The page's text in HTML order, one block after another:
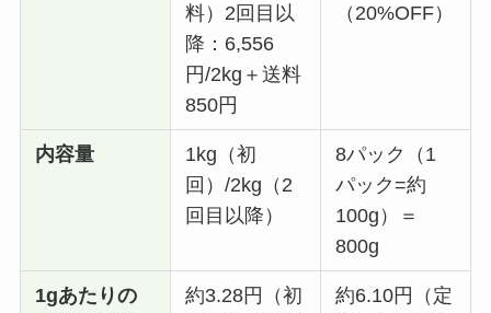
料）2回目以
降：6,556
円/2kg＋送料
850円
（20%OFF）
内容量
1kg（初
回）/2kg（2
回目以降）
8パック（1
パック=約
100g）＝
800g
1gあたりの
約3.28円（初
約6.10円（定